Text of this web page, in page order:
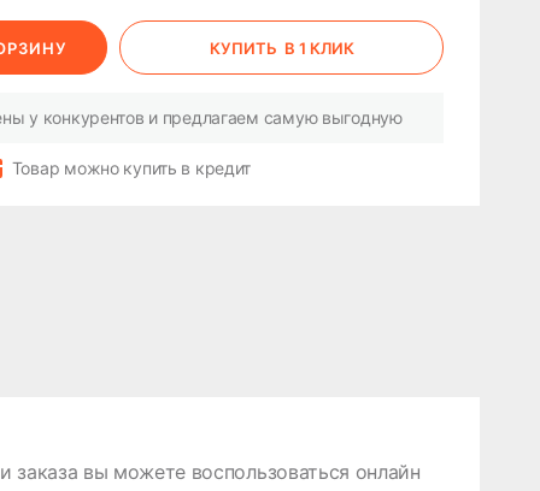
КУПИТЬ В 1 КЛИК
у конкурентов и предлагаем самую выгодную
Товар можно купить в кредит
заказа вы можете воспользоваться онлайн